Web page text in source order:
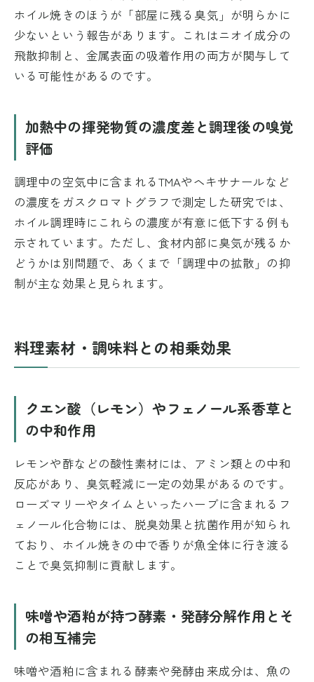
ホイル焼きのほうが「部屋に残る臭気」が明らかに
少ないという報告があります。これはニオイ成分の
飛散抑制と、金属表面の吸着作用の両方が関与して
いる可能性があるのです。
加熱中の揮発物質の濃度差と調理後の嗅覚
評価
調理中の空気中に含まれるTMAやヘキサナールなど
の濃度をガスクロマトグラフで測定した研究では、
ホイル調理時にこれらの濃度が有意に低下する例も
示されています。ただし、食材内部に臭気が残るか
どうかは別問題で、あくまで「調理中の拡散」の抑
制が主な効果と見られます。
料理素材・調味料との相乗効果
クエン酸（レモン）やフェノール系香草と
の中和作用
レモンや酢などの酸性素材には、アミン類との中和
反応があり、臭気軽減に一定の効果があるのです。
ローズマリーやタイムといったハーブに含まれるフ
ェノール化合物には、脱臭効果と抗菌作用が知られ
ており、ホイル焼きの中で香りが魚全体に行き渡る
ことで臭気抑制に貢献します。
味噌や酒粕が持つ酵素・発酵分解作用とそ
の相互補完
味噌や酒粕に含まれる酵素や発酵由来成分は、魚の